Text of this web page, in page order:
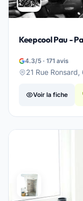
Keepcool Pau -
4.3/5 · 171 avis
21 Rue
Voir la fiche